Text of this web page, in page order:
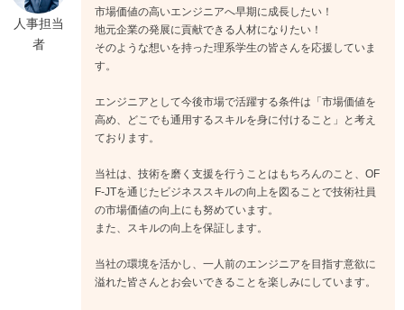
人事担当
者
市場価値の高いエンジニアへ早期に成長したい！
地元企業の発展に貢献できる人材になりたい！
そのような想いを持った理系学生の皆さんを応援していま
す。
エンジニアとして今後市場で活躍する条件は「市場価値を
高め、どこでも通用するスキルを身に付けること」と考え
ております。
当社は、技術を磨く支援を行うことはもちろんのこと、OF
F-JTを通じたビジネススキルの向上を図ることで技術社員
の市場価値の向上にも努めています。
また、スキルの向上を保証します。
当社の環境を活かし、一人前のエンジニアを目指す意欲に
溢れた皆さんとお会いできることを楽しみにしています。